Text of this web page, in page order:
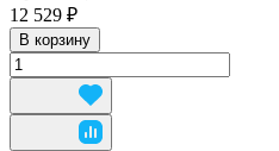
12 529 ₽
В корзину